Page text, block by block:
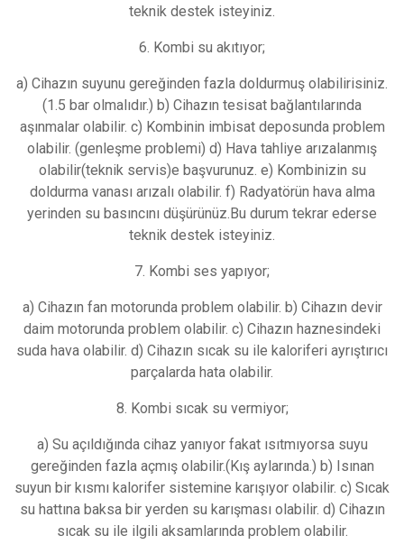
teknik destek isteyiniz.
6. Kombi su akıtıyor;
a) Cihazın suyunu gereğinden fazla doldurmuş olabilirisiniz.
(1.5 bar olmalıdır.) b) Cihazın tesisat bağlantılarında
aşınmalar olabilir. c) Kombinin imbisat deposunda problem
olabilir. (genleşme problemi) d) Hava tahliye arızalanmış
olabilir(teknik servis)e başvurunuz. e) Kombinizin su
doldurma vanası arızalı olabilir. f) Radyatörün hava alma
yerinden su basıncını düşürünüz.Bu durum tekrar ederse
teknik destek isteyiniz.
7. Kombi ses yapıyor;
a) Cihazın fan motorunda problem olabilir. b) Cihazın devir
daim motorunda problem olabilir. c) Cihazın haznesindeki
suda hava olabilir. d) Cihazın sıcak su ile kaloriferi ayrıştırıcı
parçalarda hata olabilir.
8. Kombi sıcak su vermiyor;
a) Su açıldığında cihaz yanıyor fakat ısıtmıyorsa suyu
gereğinden fazla açmış olabilir.(Kış aylarında.) b) Isınan
suyun bir kısmı kalorifer sistemine karışıyor olabilir. c) Sıcak
su hattına baksa bir yerden su karışması olabilir. d) Cihazın
sıcak su ile ilgili aksamlarında problem olabilir.